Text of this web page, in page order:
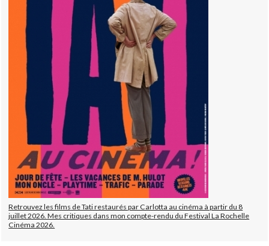
Retrouvez les films de Tati restaurés par Carlotta au cinéma à partir du 8
juillet 2026. Mes critiques dans mon compte-rendu du Festival La Rochelle
Cinéma 2026.